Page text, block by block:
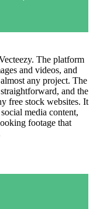
The platform
and videos, and
any project. The
and the
free stock websites. It
media content,
footage that